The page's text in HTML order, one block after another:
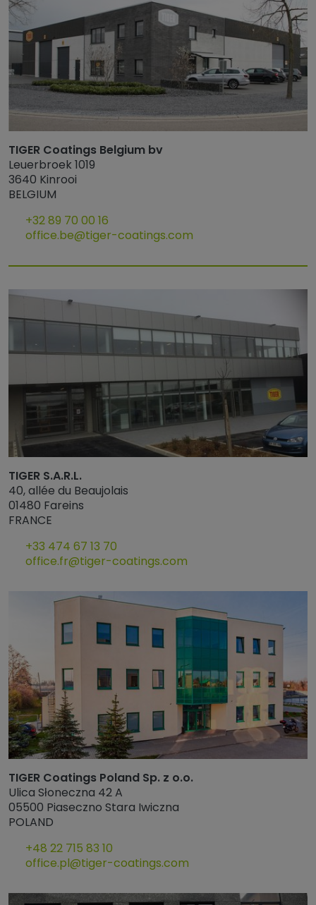
TIGER Coatings Belgium bv
Leuerbroek 1019
3640 Kinrooi
BELGIUM
+32 89 70 00 16
office.be@tiger-coatings.com
TIGER S.A.R.L.
40, allée du Beaujolais
01480 Fareins
FRANCE
+33 474 67 13 70
office.fr@tiger-coatings.com
TIGER Coatings Poland Sp. z o.o.
Ulica Słoneczna 42 A
05500 Piaseczno Stara Iwiczna
POLAND
+48 22 715 83 10
office.pl@tiger-coatings.com